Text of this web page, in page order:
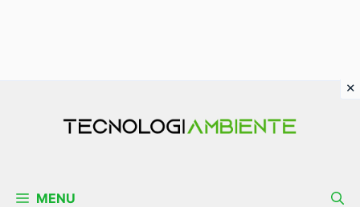
MENU